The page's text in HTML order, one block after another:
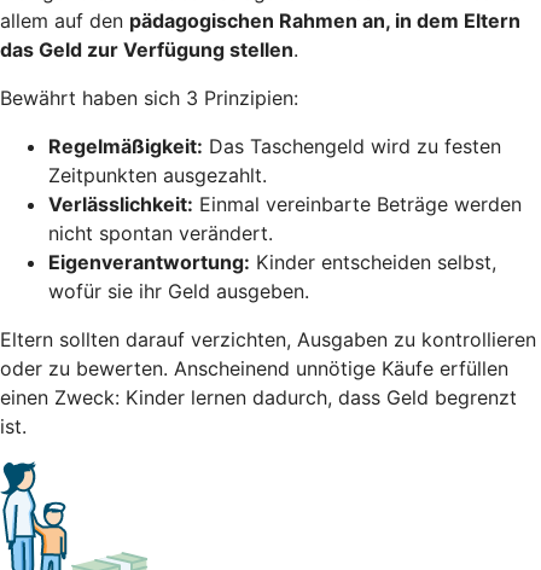
allem auf den pädagogischen Rahmen an, in dem Eltern
das Geld zur Verfügung stellen.
Bewährt haben sich 3 Prinzipien:
Regelmäßigkeit: Das Taschengeld wird zu festen
Zeitpunkten ausgezahlt.
Verlässlichkeit: Einmal vereinbarte Beträge werden
nicht spontan verändert.
Eigenverantwortung: Kinder entscheiden selbst,
wofür sie ihr Geld ausgeben.
Eltern sollten darauf verzichten, Ausgaben zu kontrollieren
oder zu bewerten. Anscheinend unnötige Käufe erfüllen
einen Zweck: Kinder lernen dadurch, dass Geld begrenzt
ist.